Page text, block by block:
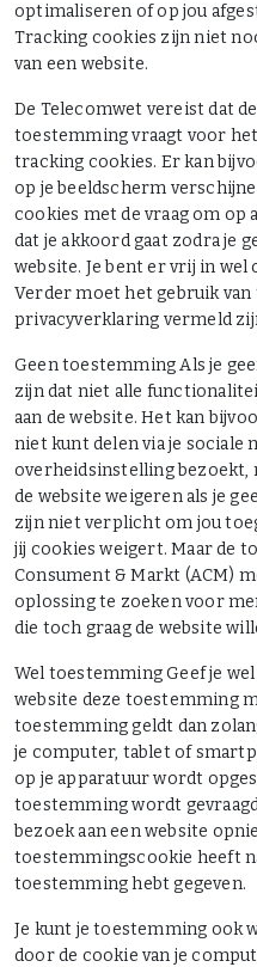
optimaliseren of op jou
Tracking cookies zijn niet
van een website.
De Telecomwet vereist dat
toestemming vraagt voor
tracking cookies. Er kan
op je beeldscherm
cookies met de vraag om op
dat je akkoord gaat zodra je
website. Je bent er vrij in
Verder moet het gebruik
privacyverklaring vermeld
Geen toestemming Als je
zijn dat niet alle
aan de website. Het kan
niet kunt delen via je sociale
overheidsinstelling bezoekt,
de website weigeren als je
zijn niet verplicht om jou
jij cookies weigert. Maar de
Consument & Markt (ACM)
oplossing te zoeken voor
die toch graag de website
Wel toestemming Geef je
website deze toestemming
toestemming geldt dan
je computer, tablet of
op je apparatuur wordt
toestemming wordt
bezoek aan een website
toestemmingscookie heeft
toestemming hebt gegeven.
Je kunt je toestemming ook
door de cookie van je